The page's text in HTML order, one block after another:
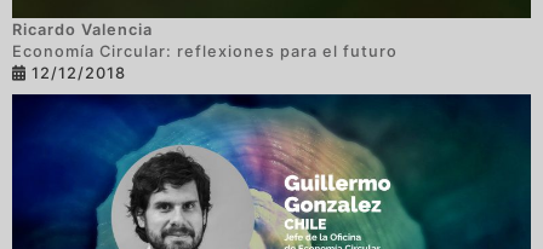
Ricardo Valencia
Economía Circular: reflexiones para el futuro
12/12/2018